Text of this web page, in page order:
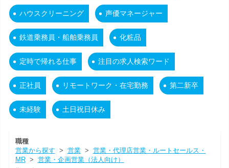
ハウスクリーニング 声優マネージャー
鉄道乗務員・船舶乗務員 化粧品
定時で帰れる仕事 注目の求人検索ワード
正社員 リモートワーク・在宅勤務 第二新卒
未経験 土日祝日休み
職種
営業から探す > 営業> 営業・代理店営業・ルートセールス・
MR> 営業・企画営業（法人向け）